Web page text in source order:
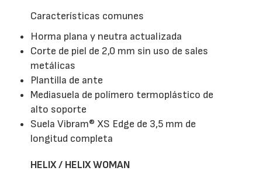
Características comunes
Horma plana y neutra actualizada
Corte de piel de 2,0 mm sin uso de sales
metálicas
Plantilla de ante
Mediasuela de polímero termoplástico de
alto soporte
Suela Vibram® XS Edge de 3,5 mm de
longitud completa
HELIX / HELIX WOMAN